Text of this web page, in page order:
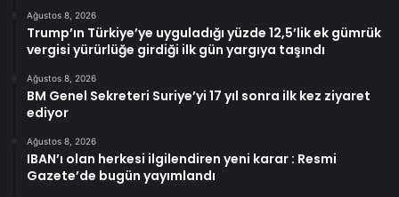
Ağustos 8, 2026
Trump’ın Türkiye’ye uyguladığı yüzde 12,5’lik ek gümrük
vergisi yürürlüğe girdiği ilk gün yargıya taşındı
Ağustos 8, 2026
BM Genel Sekreteri Suriye’yi 17 yıl sonra ilk kez ziyaret
ediyor
Ağustos 8, 2026
IBAN’ı olan herkesi ilgilendiren yeni karar : Resmi
Gazete’de bugün yayımlandı